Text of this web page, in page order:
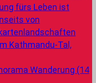
fürs Leben ist
von
Kathmandu-Tal,
Wanderung (14